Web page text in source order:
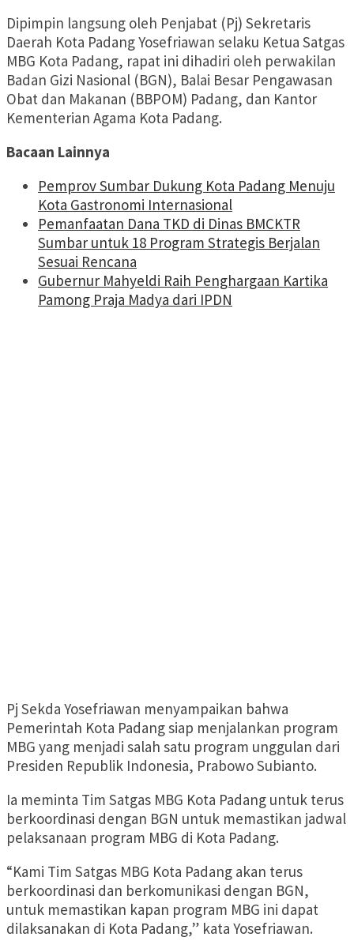
Dipimpin langsung oleh Penjabat (Pj) Sekretaris
Daerah Kota Padang Yosefriawan selaku Ketua Satgas
MBG Kota Padang, rapat ini dihadiri oleh perwakilan
Badan Gizi Nasional (BGN), Balai Besar Pengawasan
Obat dan Makanan (BBPOM) Padang, dan Kantor
Kementerian Agama Kota Padang.
Bacaan Lainnya
Pemprov Sumbar Dukung Kota Padang Menuju
Kota Gastronomi Internasional
Pemanfaatan Dana TKD di Dinas BMCKTR
Sumbar untuk 18 Program Strategis Berjalan
Sesuai Rencana
Gubernur Mahyeldi Raih Penghargaan Kartika
Pamong Praja Madya dari IPDN
Pj Sekda Yosefriawan menyampaikan bahwa
Pemerintah Kota Padang siap menjalankan program
MBG yang menjadi salah satu program unggulan dari
Presiden Republik Indonesia, Prabowo Subianto.
Ia meminta Tim Satgas MBG Kota Padang untuk terus
berkoordinasi dengan BGN untuk memastikan jadwal
pelaksanaan program MBG di Kota Padang.
“Kami Tim Satgas MBG Kota Padang akan terus
berkoordinasi dan berkomunikasi dengan BGN,
untuk memastikan kapan program MBG ini dapat
dilaksanakan di Kota Padang,” kata Yosefriawan.